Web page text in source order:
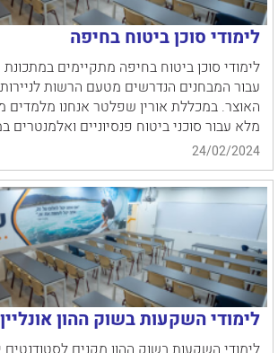
לימודי סוכן ביטוח בחיפה
לימודי סוכן ביטוח בחיפה מתקיימים
עבור המבחנים הנדרשים מטעם הרשות
האוצר. במכללת אורין שפלטר אנחנו מלמדים
מלא עבור סוכני ביטוח פנסיוניים ואלמנטרים
24/02/2024
לימודי השקעות בשוק ההון אונליין